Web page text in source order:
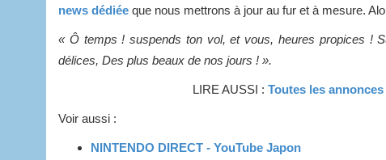
news dédiée que nous mettrons à jour au fur et à mesure.
« Ô temps ! suspends ton vol, et vous, heures propices !
délices, Des plus beaux de nos jours ! ».
LIRE AUSSI : Toutes les
Voir aussi :
NINTENDO DIRECT - YouTube Japon